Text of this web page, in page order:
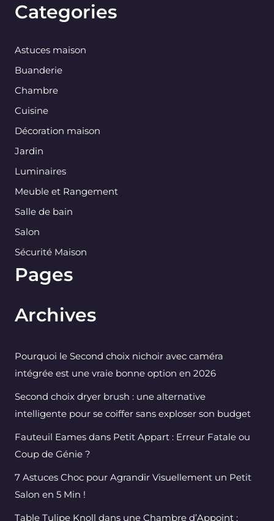
Categories
Astuces maison
Buanderie
Chambre
Cuisine
Décoration maison
Jardin
Luminaires
Meuble et Rangement
Salle de bain
Salon
Sécurité Maison
Pages
Archives
Pourquoi le Second choix nichoir avec caméra
intégrée est une vraie bonne option en 2026
Second choix dryer brush : une alternative
intelligente pour se coiffer sans exploser son budget
Fauteuil Eames dans Petit Appart : Erreur Fatale ou
Coup de Génie ?
7 Astuces Choc pour Agrandir Visuellement un Petit
Salon en 5 Min !
Table Tulipe Knoll dans une Chambre d’Appoint :